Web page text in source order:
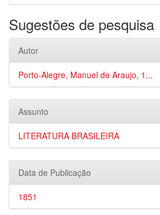
Sugestões de pesquisa
Autor
Porto-Alegre, Manuel de Araujo, 1...
Assunto
LITERATURA BRASILEIRA
Data de Publicação
1851